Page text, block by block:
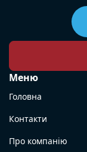
Меню
Головна
Контакти
Про компанію